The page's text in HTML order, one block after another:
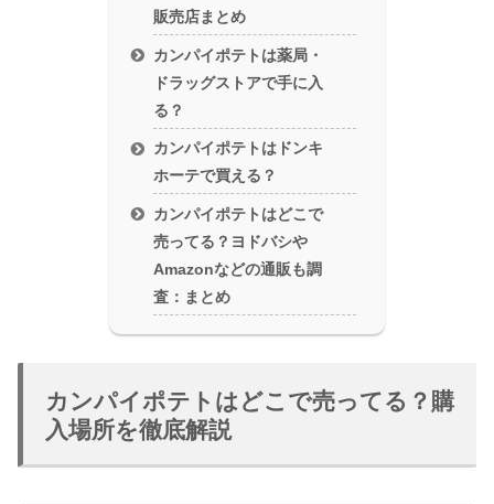
販売店まとめ
カンパイポテトは薬局・
ドラッグストアで手に入
る？
カンパイポテトはドンキ
ホーテで買える？
カンパイポテトはどこで
売ってる？ヨドバシや
Amazonなどの通販も調
査：まとめ
カンパイポテトはどこで売ってる？購
入場所を徹底解説